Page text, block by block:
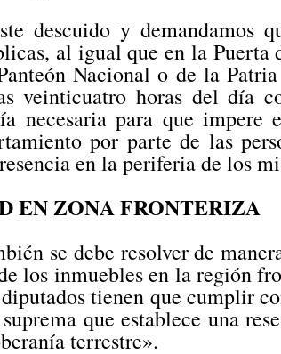
descuido y demandamos
al igual que en la
Nacional o de la
veinticuatro horas del día
necesaria para que impere
por parte de las
en la periferia de los
EN ZONA FRONTERIZA
se debe resolver de
los inmuebles en la región
tienen que cumplir
que establece una
terrestre».